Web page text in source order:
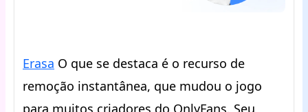
Erasa O que se destaca é o recurso de
remoção instantânea, que mudou o jogo
para muitos criadores do OnlyFans. Seu